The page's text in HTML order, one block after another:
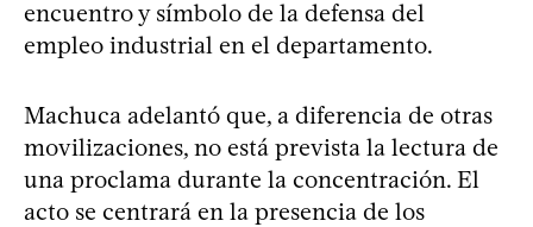
encuentro y símbolo de la defensa del
empleo industrial en el departamento.
Machuca adelantó que, a diferencia de otras
movilizaciones, no está prevista la lectura de
una proclama durante la concentración. El
acto se centrará en la presencia de los